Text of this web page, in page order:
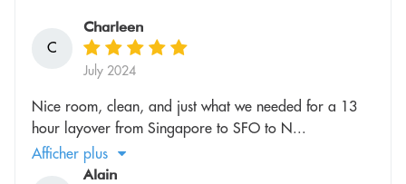
C
Charleen
July 2024
Nice room, clean, and just what we needed for a 13
hour layover from Singapore to SFO to N...
Afficher plus
Alain